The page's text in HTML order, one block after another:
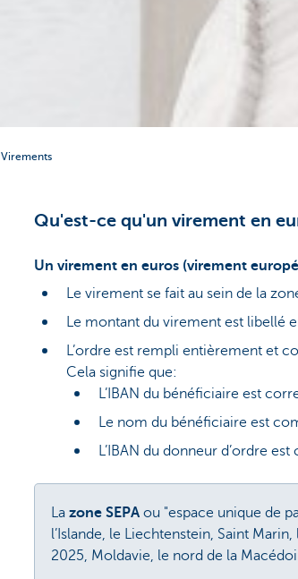
Virements
Qu'est-ce qu'un virement en
Un virement en euros (virement
Le virement se fait au sein de la
Le montant du virement est libellé
L’ordre est rempli entièrement et
Cela signifie que:
L’IBAN du bénéficiaire est
Le nom du bénéficiaire est
L’IBAN du donneur d’ordre
La zone SEPA ou "espace unique de
l’Islande, le Liechtenstein, Saint
2025, Moldavie, le nord de la